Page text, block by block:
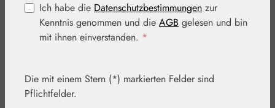
Bildergalerie überspringen
Ich habe die Datenschutzbestimmungen zur
Kenntnis genommen und die AGB gelesen und bin
mit ihnen einverstanden. *
Die mit einem Stern (*) markierten Felder sind
Pflichtfelder.